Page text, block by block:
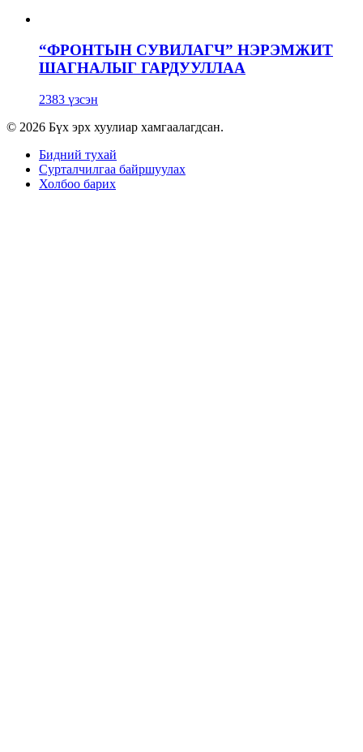
“ФРОНТЫН СУВИЛАГЧ” НЭРЭМЖИТ
ШАГНАЛЫГ ГАРДУУЛЛАА
2383 үзсэн
© 2026 Бүх эрх хуулиар хамгаалагдсан.
Бидний тухай
Сурталчилгаа байршуулах
Холбоо барих